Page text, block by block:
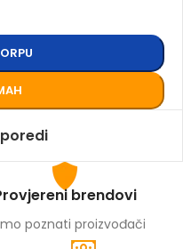
brendovi
poznati proizvođači